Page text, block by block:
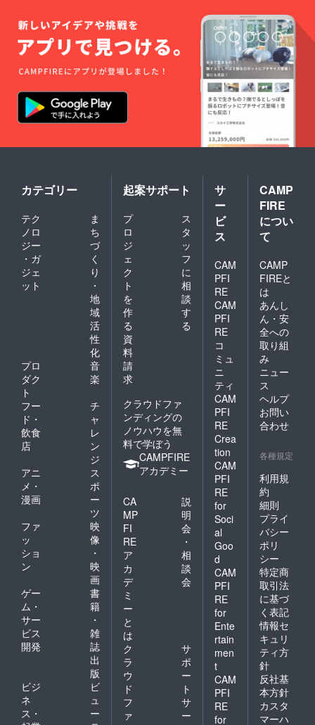
モンド
／くる
み／カ
シュ
ナッツ
／ピス
タチオ
（一部
にアー
モン
るみ・
を含
む）
【デー
ツグラ
ノーラ
（チョ
ツ）】
・オー
ガニッ
クオー
ツ麦
（米国
産）／
デーツ
／デー
ロップ
／米油
／いち
じく／
カカオ
パイ
バナナ
／りん
ご／
レーズ
ン／グ
レープ
フルー
ツ／キ
ウイ
（一部
にバナ
ナ・リ
ンゴを
含む）
【デー
ツグラ
ノーラ
（チョ
コナッ
ツ）】
・オー
ガニッ
●原材
料 ＊
内容は
変わる
場合が
ありま
す。写
真はイ
メージ
ネクタ
じく／
洋ナシ
／アプ
リコッ
ト／プ
ルーン
（アメ
カル
フォル
ニア
産） ・
ぶどう
／白い
ちじく
（イラ
ン産）
・パイ
ナップ
ル／バ
ナナ／
ジャッ
クフ
ルーツ
ランカ
マヤカ
カオ
（メキ
シコ
産） ・
ゴール
ドキウ
（ニュ
ージー
ランド
産） ・
ゴー
（アフ
産） ・
デーツ
（アメ
リカ
産
UAE
白剤も
着色料
も不使
用。 お
子さま
からご
年配の
方ま
で、幅
代の方
に喜ん
で頂い
ます。
そのま
まオヤ
ツに、
小さく
カット
ルトや
シリア
ルと一
緒に、
ダイ
エット
中、妊
婦さ
ん、産
後のマ
マさん
にもオ
ススメ
です。
●原材
料 ＊
変わる
ありま
す。 ・
ぶどう
３種類
／マン
ゴー／
バナナ
／アプ
リコッ
ト／
デーツ
（イラ
ン・ス
リラン
カ・ト
産） 無
添加
カテゴリー
テク
ノロ
ジー
・ガ
ジェ
ット
ま
ち
づ
く
り
・
地
域
活
性
化
プロ
ダク
ト
音
楽
フー
ド・
飲食
店
チ
ャ
レ
ン
ジ
アニ
メ・
漫画
ス
ポ
ー
ツ
ファ
ッ
ショ
ン
映
像
・
映
画
ゲー
ム・
サー
ビス
開発
書
籍
・
雑
誌
出
版
ビジ
ネ
ス・
ビ
ュ
ー
起案サポート
プ
ロ
ジ
ェ
ク
ト
を
作
る
ス
タ
ッ
フ
に
相
談
す
る
資
料
請
求
クラウドファ
ンディングの
ノウハウを無
料で学ぼう
CAMPFIRE
アカデミー
CA
MP
FI
RE
ア
カ
デ
ミ
ー
と
は
説
明
会
・
相
談
会
ク
ラ
ウ
ド
フ
ァ
サ
ポ
ー
ト
サ
ー
サ
ー
ビ
ス
CAM
PFI
RE
CAM
PFI
RE
コ
ミュ
ニ
ティ
CAM
PFI
RE
Crea
tion
CAM
PFI
RE
for
Soci
al
Goo
d
CAM
PFI
RE
for
Ente
rtain
men
t
CAM
PFI
RE
for
CAMP
FIRE
につい
て
CAMP
FIREと
は
あんし
ん・安
全への
取り組
み
ニュー
ス
ヘルプ
お問い
合わせ
各種規定
利用規
約
細則
プライ
バシー
ポリ
シー
特定商
取引法
に基づ
く表記
情報セ
キュリ
ティ方
針
反社基
本方針
カスタ
マーハ